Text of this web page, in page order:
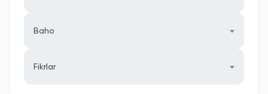
Baho
Fikrlar